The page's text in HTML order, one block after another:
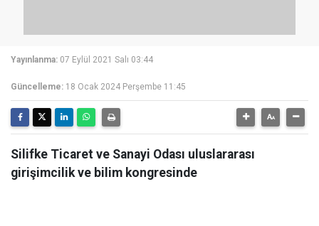
Yayınlanma: 07 Eylül 2021 Salı 03:44
Güncelleme: 18 Ocak 2024 Perşembe 11:45
Silifke Ticaret ve Sanayi Odası uluslararası
girişimcilik ve bilim kongresinde